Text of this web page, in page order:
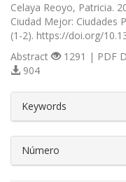
Celaya Reoyo, Patricia.
Ciudad Mejor: Ciudades
(1-2). https://doi.org/
Abstract
1291 | PDF
904
Keywords
Número